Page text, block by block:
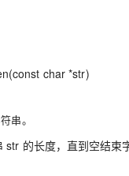
char *str)
串。
的长度，直到空结束